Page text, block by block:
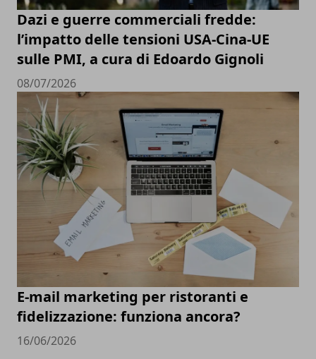
Dazi e guerre commerciali fredde:
l’impatto delle tensioni USA-Cina-UE
sulle PMI, a cura di Edoardo Gignoli
08/07/2026
E-mail marketing per ristoranti e
fidelizzazione: funziona ancora?
16/06/2026